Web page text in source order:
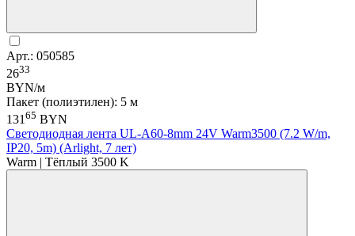
Арт.: 050585
2633
BYN/м
Пакет (полиэтилен): 5 м
131 65 BYN
Светодиодная лента UL-A60-8mm 24V Warm3500 (7.2 W/m,
IP20, 5m) (Arlight, 7 лет)
Warm | Тёплый 3500 K